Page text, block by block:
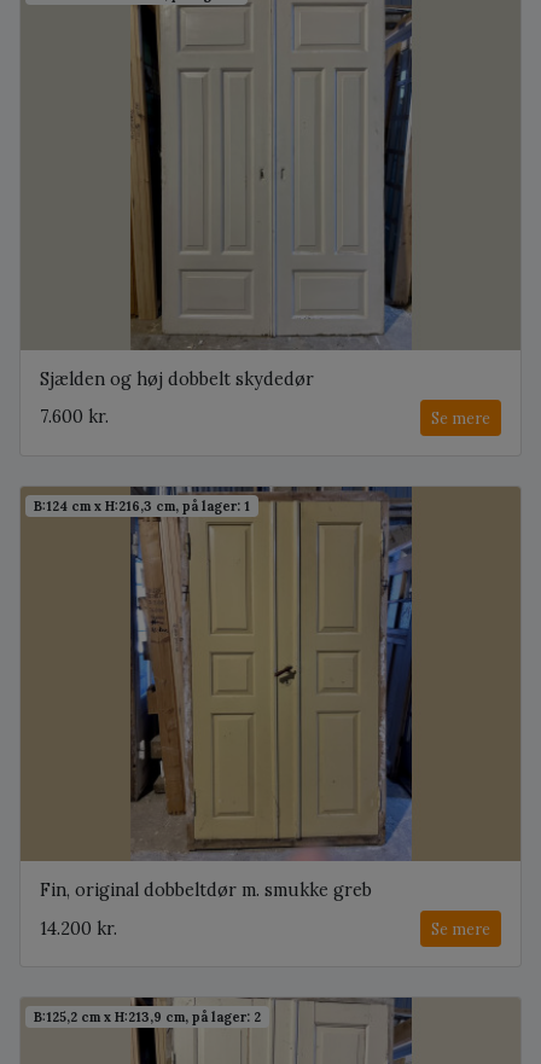
Sjælden og høj dobbelt skydedør
7.600 kr.
Se mere
B:124 cm x H:216,3 cm, på lager: 1
Fin, original dobbeltdør m. smukke greb
14.200 kr.
Se mere
B:125,2 cm x H:213,9 cm, på lager: 2